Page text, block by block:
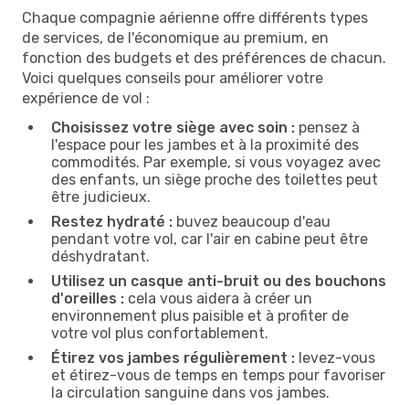
Chaque compagnie aérienne offre différents types
de services, de l'économique au premium, en
fonction des budgets et des préférences de chacun.
Voici quelques conseils pour améliorer votre
expérience de vol :
Choisissez votre siège avec soin : pensez à
l'espace pour les jambes et à la proximité des
commodités. Par exemple, si vous voyagez avec
des enfants, un siège proche des toilettes peut
être judicieux.
Restez hydraté : buvez beaucoup d'eau
pendant votre vol, car l'air en cabine peut être
déshydratant.
Utilisez un casque anti-bruit ou des bouchons
d'oreilles : cela vous aidera à créer un
environnement plus paisible et à profiter de
votre vol plus confortablement.
Étirez vos jambes régulièrement : levez-vous
et étirez-vous de temps en temps pour favoriser
la circulation sanguine dans vos jambes.